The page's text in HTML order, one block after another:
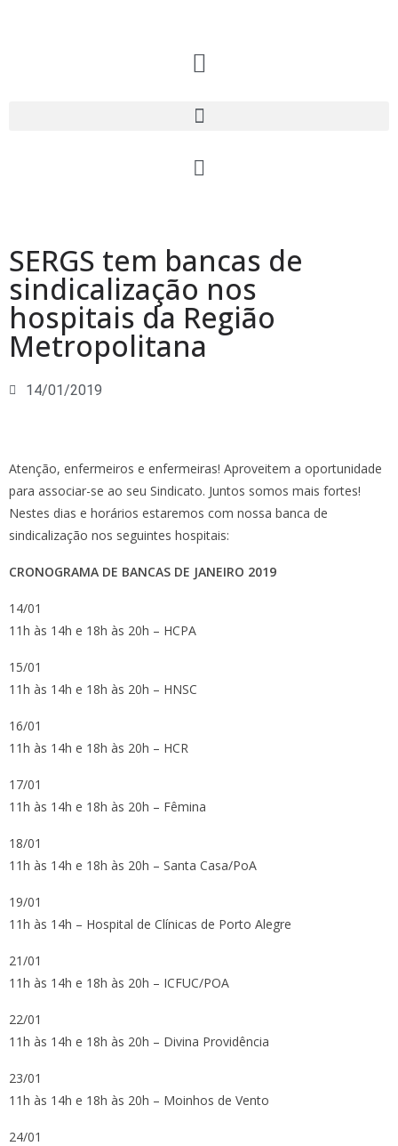
SERGS tem bancas de
sindicalização nos
hospitais da Região
Metropolitana
14/01/2019
Atenção, enfermeiros e enfermeiras! Aproveitem a oportunidade
para associar-se ao seu Sindicato. Juntos somos mais fortes!
Nestes dias e horários estaremos com nossa banca de
sindicalização nos seguintes hospitais:
CRONOGRAMA DE BANCAS DE JANEIRO 2019
14/01
11h às 14h e 18h às 20h – HCPA
15/01
11h às 14h e 18h às 20h – HNSC
16/01
11h às 14h e 18h às 20h – HCR
17/01
11h às 14h e 18h às 20h – Fêmina
18/01
11h às 14h e 18h às 20h – Santa Casa/PoA
19/01
11h às 14h – Hospital de Clínicas de Porto Alegre
21/01
11h às 14h e 18h às 20h – ICFUC/POA
22/01
11h às 14h e 18h às 20h – Divina Providência
23/01
11h às 14h e 18h às 20h – Moinhos de Vento
24/01